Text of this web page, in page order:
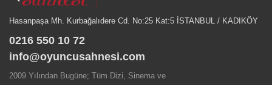
Hasanpaşa Mh. Kurbağalıdere Cd. No:25 Kat:5 İSTANBUL / KADIKÖY
0216 550 10 72
info@oyuncusahnesi.com
2009 Yılından Bugüne; Tüm Dizi, Sinema ve